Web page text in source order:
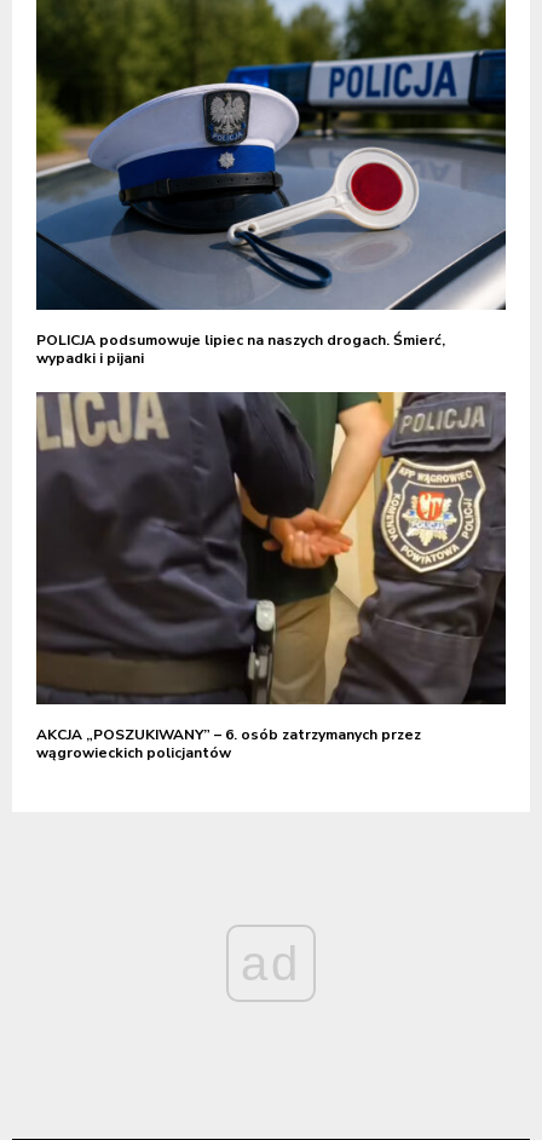
POLICJA podsumowuje lipiec na naszych drogach. Śmierć,
wypadki i pijani
AKCJA „POSZUKIWANY” – 6. osób zatrzymanych przez
wągrowieckich policjantów
ad